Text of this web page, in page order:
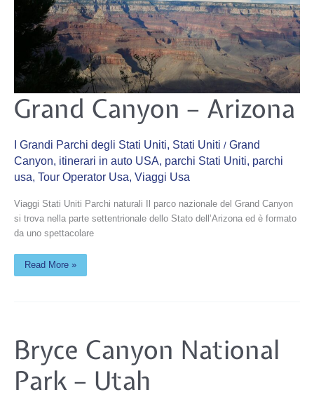
Grand Canyon – Arizona
I Grandi Parchi degli Stati Uniti, Stati Uniti / Grand
Canyon, itinerari in auto USA, parchi Stati Uniti, parchi
usa, Tour Operator Usa, Viaggi Usa
Viaggi Stati Uniti Parchi naturali Il parco nazionale del Grand Canyon
si trova nella parte settentrionale dello Stato dell’Arizona ed è formato
da uno spettacolare
Grand
Canyon
–
Arizona
Read More »
Bryce Canyon National
Park – Utah
Bryce
Canyon
National
Park
–
Utah